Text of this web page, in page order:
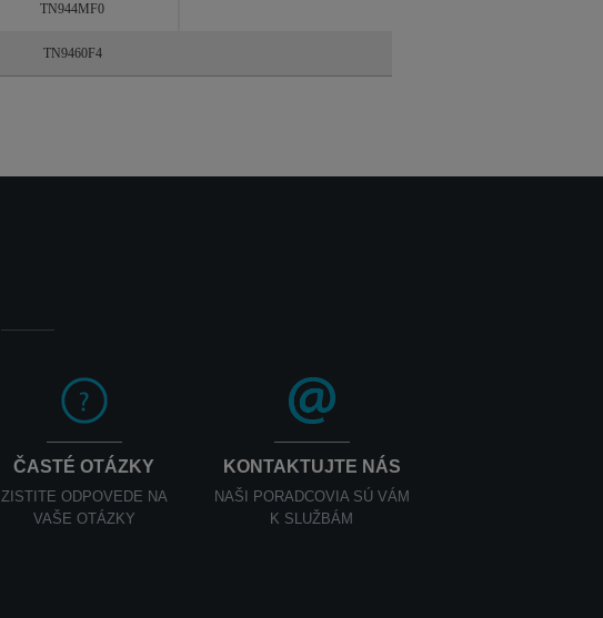
TN944MF0
TN9460F4
ČASTÉ OTÁZKY
ZISTITE ODPOVEDE NA
VAŠE OTÁZKY
KONTAKTUJTE NÁS
NAŠI PORADCOVIA SÚ VÁM
K SLUŽBÁM